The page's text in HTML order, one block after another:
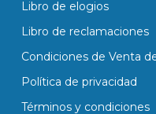
Libro de elogios
Libro de reclamaciones
Condiciones de Venta
Política de privacidad
Términos y condiciones